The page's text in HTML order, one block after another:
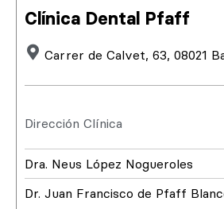
Clínica Dental Pfaff
Carrer de Calvet, 63, 08021
Dirección Clínica
Dra. Neus López Nogueroles
Dr. Juan Francisco de Pfaff